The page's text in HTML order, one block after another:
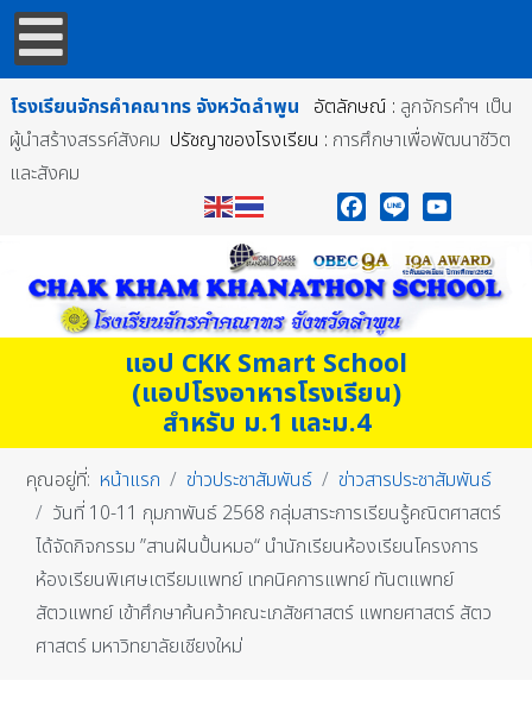
โรงเรียนจักรคำคณาทร จังหวัดลำพูน อัตลักษณ์ : ลูกจักรคำฯ เป็น
ผู้นำสร้างสรรค์สังคม ปรัชญาของโรงเรียน : การศึกษาเพื่อพัฒนาชีวิต
และสังคม
แอป CKK Smart School
(แอปโรงอาหารโรงเรียน)
สำหรับ ม.1 และม.4
คุณอยู่ที่: หน้าแรก ข่าวประชาสัมพันธ์
ข่าวสารประชาสัมพันธ์
วันที่ 10-11 กุมภาพันธ์ 2568 กลุ่มสาระการเรียนรู้คณิตศาสตร์
ได้จัดกิจกรรม ”สานฝันปั้นหมอ“ นำนักเรียนห้องเรียนโครงการ
ห้องเรียนพิเศษเตรียมแพทย์ เทคนิคการแพทย์ ทันตแพทย์
สัตวแพทย์ เข้าศึกษาค้นคว้าคณะเภสัชศาสตร์ แพทยศาสตร์ สัตว
ศาสตร์ มหาวิทยาลัยเชียงใหม่